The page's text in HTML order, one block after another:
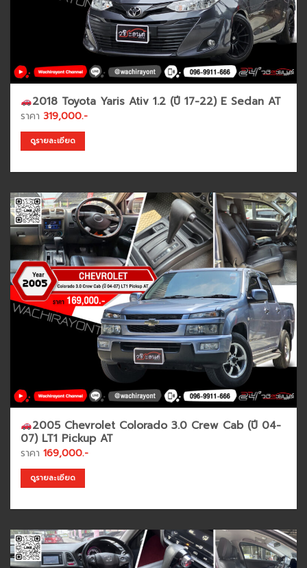
2018 Toyota Yaris Ativ 1.2 (ปี 17-22) E Sedan AT
ราคา 319,000.-
ดูรายละเอียด
2005 Chevrolet Colorado 3.0 Crew Cab (ปี 04-
07) LT1 Pickup AT
ราคา 169,000.-
ดูรายละเอียด